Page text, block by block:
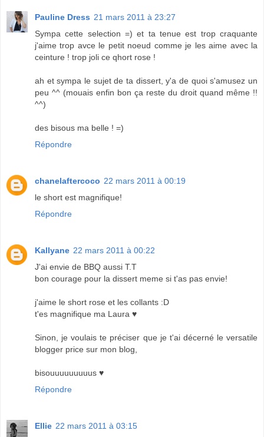
Pauline Dress 21 mars 2011 à 23:27
Sympa cette selection =) et ta tenue est trop craquante
j'aime trop avce le petit noeud comme je les aime avec la
ceinture ! trop joli ce qhort rose !
ah et sympa le sujet de ta dissert, y'a de quoi s'amusez un
peu ^^ (mouais enfin bon ça reste du droit quand même !!
^^)
des bisous ma belle ! =)
Répondre
chanelaftercoco 22 mars 2011 à 00:19
le short est magnifique!
Répondre
Kallyane 22 mars 2011 à 00:22
J'ai envie de BBQ aussi T.T
bon courage pour la dissert meme si t'as pas envie!
j'aime le short rose et les collants :D
t'es magnifique ma Laura ♥
Sinon, je voulais te préciser que je t'ai décerné le versatile
blogger price sur mon blog,
bisouuuuuuuuus ♥
Répondre
Ellie 22 mars 2011 à 03:15